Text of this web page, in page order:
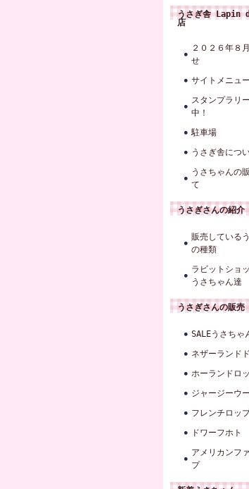
うさぎ舎 Lapin
店
２０２６年８
せ
サイトメニュー
スタンプラリ
中！
駐車場
うさぎ舎につ
うさちゃんの
て
うさぎさんの紹介
販売している
の種類
ラビットショ
うさちゃん達
うさぎさんの販売
SALEうさちゃ
ネザーランド
ホーランドロ
ジャージーウ
フレンチロッ
ドワーフホト
アメリカンフ
プ